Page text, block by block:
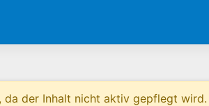
der Inhalt nicht aktiv gepflegt